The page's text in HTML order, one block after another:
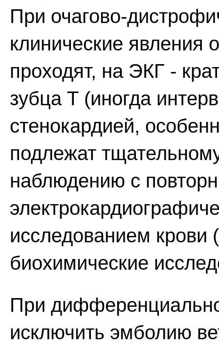
При очагово-
клинические явления
проходят, на ЭКГ -
зубца Т (иногда
стенокардией,
подлежат
наблюдению с
исследованием
биохимические
При
исключить эмболию